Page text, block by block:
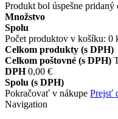
Produkt bol úspešne pridaný
Množstvo
Spolu
Počet produktov v košíku: 0
Celkom produkty (s DPH)
Celkom poštovné (s DPH)
DPH 0,00 €
Spolu (s DPH)
Pokračovať v nákupe Prejsť
Navigation